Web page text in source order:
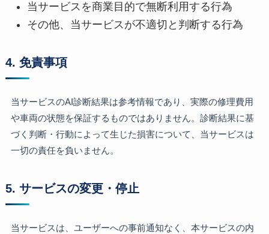
当サービスを商業目的で無断利用する行為
その他、当サービスが不適切と判断する行為
4. 免責事項
当サービスのAI診断結果は参考情報であり、実際の修理費用
や車両の状態を保証するものではありません。診断結果に基
づく判断・行動によって生じた損害について、当サービスは
一切の責任を負いません。
5. サービスの変更・停止
当サービスは、ユーザーへの事前通知なく、本サービスの内